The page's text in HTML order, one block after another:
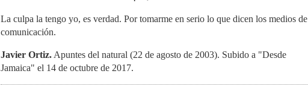
La culpa la tengo yo, es verdad. Por tomarme en serio lo que dicen los medios de
comunicación.
Javier Ortiz. Apuntes del natural (22 de agosto de 2003). Subido a "Desde
Jamaica" el 14 de octubre de 2017.